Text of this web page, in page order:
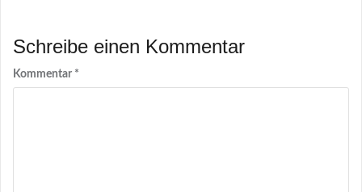
Schreibe einen Kommentar
Kommentar *